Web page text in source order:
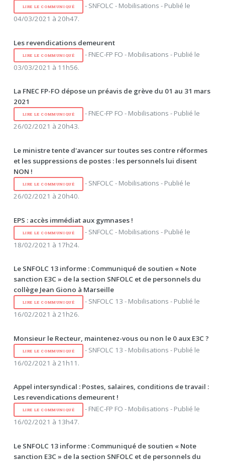
LIRE LE COMMUNIQUÉ
- SNFOLC - Mobilisations - Publié le
04/03/2021 à 20h47.
Les revendications demeurent
LIRE LE COMMUNIQUÉ
- FNEC-FP FO - Mobilisations - Publié le
03/03/2021 à 11h56.
La FNEC FP-FO dépose un préavis de grève du 01 au 31 mars
2021
LIRE LE COMMUNIQUÉ
- FNEC-FP FO - Mobilisations - Publié le
26/02/2021 à 20h43.
Le ministre tente d'avancer sur toutes ses contre réformes
et les suppressions de postes : les personnels lui disent
NON !
LIRE LE COMMUNIQUÉ
- SNFOLC - Mobilisations - Publié le
26/02/2021 à 20h40.
EPS : accès immédiat aux gymnases !
LIRE LE COMMUNIQUÉ
- SNFOLC - Mobilisations - Publié le
18/02/2021 à 17h24.
Le SNFOLC 13 informe : Communiqué de soutien « Note
sanction E3C » de la section SNFOLC et de personnels du
collège Jean Giono à Marseille
LIRE LE COMMUNIQUÉ
- SNFOLC 13 - Mobilisations - Publié le
16/02/2021 à 21h26.
Monsieur le Recteur, maintenez-vous ou non le 0 aux E3C ?
LIRE LE COMMUNIQUÉ
- SNFOLC 13 - Mobilisations - Publié le
16/02/2021 à 21h11.
Appel intersyndical : Postes, salaires, conditions de travail :
Les revendications demeurent !
LIRE LE COMMUNIQUÉ
- FNEC-FP FO - Mobilisations - Publié le
16/02/2021 à 13h47.
Le SNFOLC 13 informe : Communiqué de soutien « Note
sanction E3C » de la section SNFOLC et de personnels du